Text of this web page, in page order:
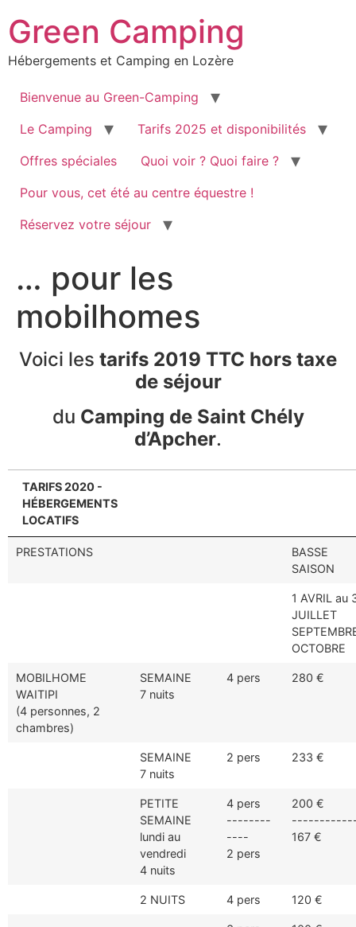
Green Camping
Hébergements et Camping en Lozère
Bienvenue au Green-Camping
Le Camping
Tarifs 2025 et disponibilités
Offres spéciales
Quoi voir ? Quoi faire ?
Pour vous, cet été au centre équestre !
Réservez votre séjour
… pour les
mobilhomes
Voici les tarifs 2019 TTC hors taxe
de séjour
du Camping de Saint Chély
d’Apcher.
TARIFS 2020 -
HÉBERGEMENTS
LOCATIFS
PRESTATIONS
BASSE
SAISON
1 AVRIL au
JUILLET
OCTOBRE
MOBILHOME
WAITIPI
(4 personnes, 2
chambres)
SEMAINE
7 nuits
4 pers 280 €
SEMAINE
7 nuits
2 pers 233 €
PETITE
SEMAINE
lundi au
vendredi
4 nuits
4 pers
--------
----
2 pers
200 €
167 €
2 NUITS 4 pers 120 €